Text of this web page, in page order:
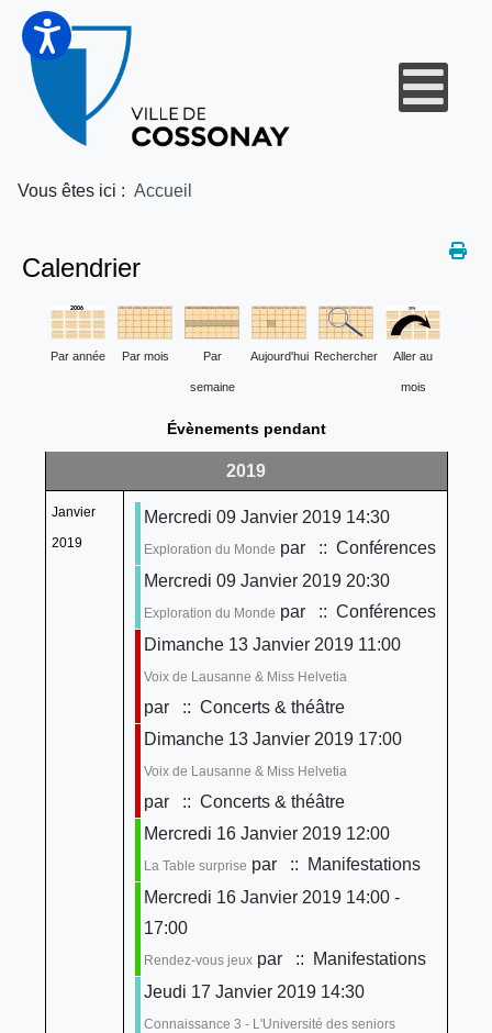
Vous êtes ici : Accueil
Calendrier
Par année Par mois Par
semaine
Aujourd'hui Rechercher Aller au
mois
Évènements pendant
2019
Janvier
2019
Mercredi 09 Janvier 2019 14:30
Exploration du Monde par
:: Conférences
Mercredi 09 Janvier 2019 20:30
Exploration du Monde par
:: Conférences
Dimanche 13 Janvier 2019 11:00
Voix de Lausanne & Miss Helvetia
par
:: Concerts & théâtre
Dimanche 13 Janvier 2019 17:00
Voix de Lausanne & Miss Helvetia
par
:: Concerts & théâtre
Mercredi 16 Janvier 2019 12:00
La Table surprise par
:: Manifestations
Mercredi 16 Janvier 2019 14:00 -
17:00
Rendez-vous jeuxpar
:: Manifestations
Jeudi 17 Janvier 2019 14:30
Connaissance 3 - L'Université des seniors